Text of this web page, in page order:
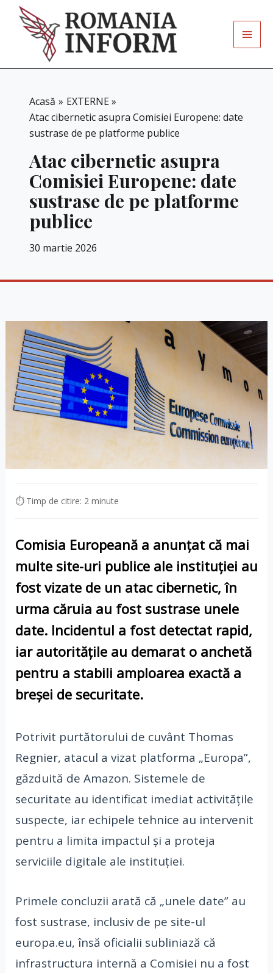
content
Acasă
EXTERNE
Atac cibernetic asupra Comisiei Europene: date
sustrase de pe platforme publice
Atac cibernetic asupra
Comisiei Europene: date
sustrase de pe platforme
publice
30 martie 2026
⏱ Timp de citire: 2 minute
Comisia Europeană a anunțat că mai
multe site-uri publice ale instituției au
fost vizate de un atac cibernetic, în
urma căruia au fost sustrase unele
date. Incidentul a fost detectat rapid,
iar autoritățile au demarat o anchetă
pentru a stabili amploarea exactă a
breșei de securitate.
Potrivit purtătorului de cuvânt Thomas
Regnier, atacul a vizat platforma „Europa”,
găzduită de Amazon. Sistemele de
securitate au identificat imediat activitățile
suspecte, iar echipele tehnice au intervenit
pentru a limita impactul și a proteja
serviciile digitale ale instituției.
Primele concluzii arată că „unele date” au
fost sustrase, inclusiv de pe site-ul
europa.eu, însă oficialii subliniază că
infrastructura internă a Comisiei nu a fost